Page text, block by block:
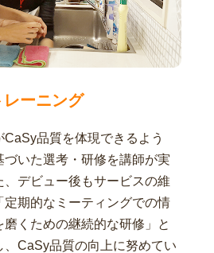
レーニング
品質を体現できるよう
づいた選考・研修を講師が実
デビュー後もサービスの維
期的なミーティングでの情
くための継続的な研修」と
、CaSy品質の向上に努めてい